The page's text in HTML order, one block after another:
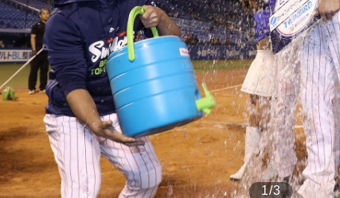
が悪者扱いされているのが悲しい」『北の国から』倉本聰氏（91...
1/3